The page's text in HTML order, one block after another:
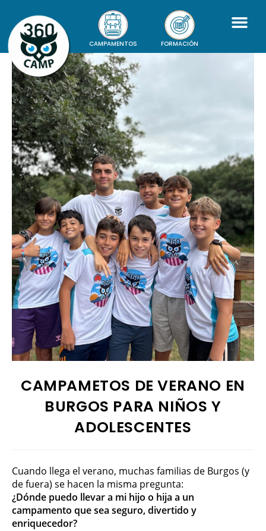
CAMPAMENTOS FORMACIÓN
CAMPAMETOS DE VERANO EN
BURGOS PARA NIÑOS Y
ADOLESCENTES
Cuando llega el verano, muchas familias de Burgos (y
de fuera) se hacen la misma pregunta:
¿Dónde puedo llevar a mi hijo o hija a un
campamento que sea seguro, divertido y
enriquecedor?